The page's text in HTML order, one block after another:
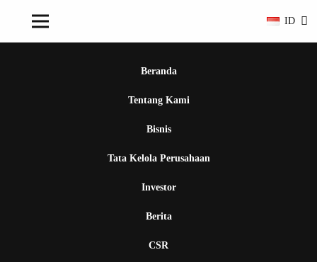
ID
Beranda
Tentang Kami
Bisnis
Tata Kelola Perusahaan
Investor
Berita
CSR